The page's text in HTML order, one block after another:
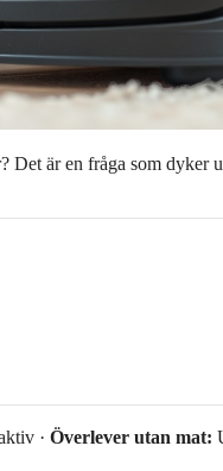
är en fråga som dyker
· Överlever utan mat: